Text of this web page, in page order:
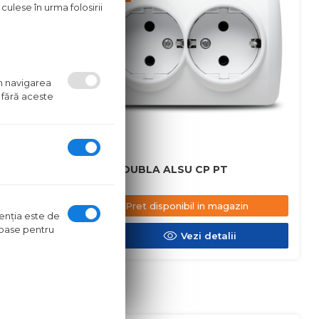
PRIZA DUBLA ALSU CP PT
Pret disponibil in magazin
Vezi detalii
în urma folosirii
navigarea
aceste
este de
pentru